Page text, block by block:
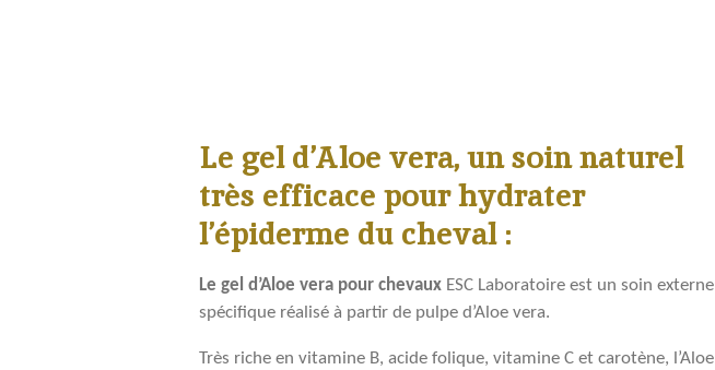
Le gel d’Aloe vera, un soin naturel
très efficace pour hydrater
l’épiderme du cheval :
Le gel d’Aloe vera pour chevaux ESC Laboratoire est un soin externe
spécifique réalisé à partir de pulpe d’Aloe vera.
Très riche en vitamine B, acide folique, vitamine C et carotène, l’Aloe